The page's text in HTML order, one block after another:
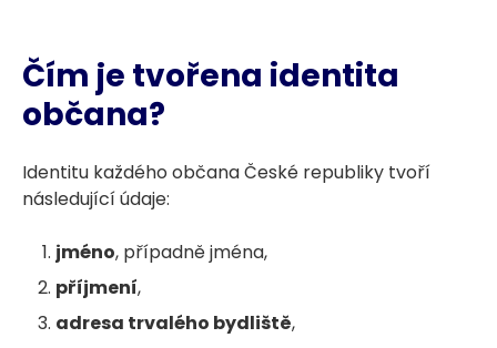
Čím je tvořena identita
občana?
Identitu každého občana České republiky tvoří
následující údaje:
jméno, případně jména,
příjmení,
adresa trvalého bydliště,